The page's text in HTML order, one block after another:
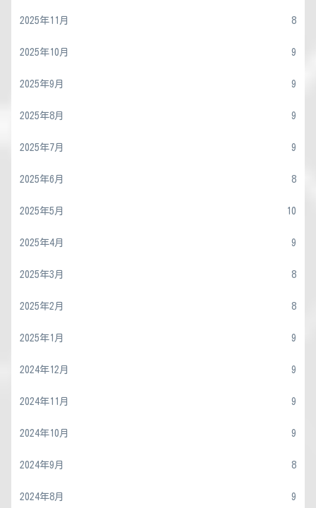
2025年11月 8
2025年10月 9
2025年9月 9
2025年8月 9
2025年7月 9
2025年6月 8
2025年5月 10
2025年4月 9
2025年3月 8
2025年2月 8
2025年1月 9
2024年12月 9
2024年11月 9
2024年10月 9
2024年9月 8
2024年8月 9